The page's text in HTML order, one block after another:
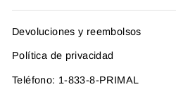
Devoluciones y reembolsos
Política de privacidad
Teléfono: 1-833-8-PRIMAL